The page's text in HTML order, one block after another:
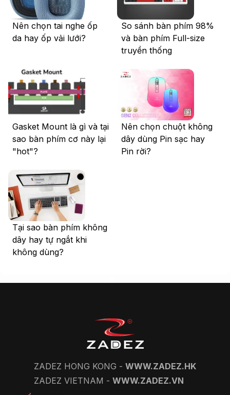
Nên chọn tai nghe ốp
da hay ốp vải lưới?
So sánh bàn phím 98%
và bàn phím Full-size
truyền thống
Gasket Mount là gì và tại
sao bàn phím cơ này lại
"hot"?
Nên chọn chuột không
dây dùng Pin sạc hay
Pin rời?
Tại sao bàn phím không
dây hay tự ngắt khi
không dùng?
ZADEZ HONG KONG - WWW.ZADEZ.HK
ZADEZ VIETNAM - WWW.ZADEZ.VN